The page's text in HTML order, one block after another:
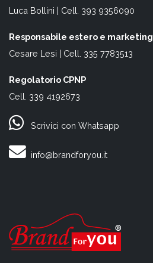
Luca Bollini | Cell. 393 9356090
Responsabile estero e marketing
Cesare Lesi | Cell. 335 7783513
Regolatorio CPNP
Cell. 339 4192673
Scrivici con Whatsapp
info@brandforyou.it